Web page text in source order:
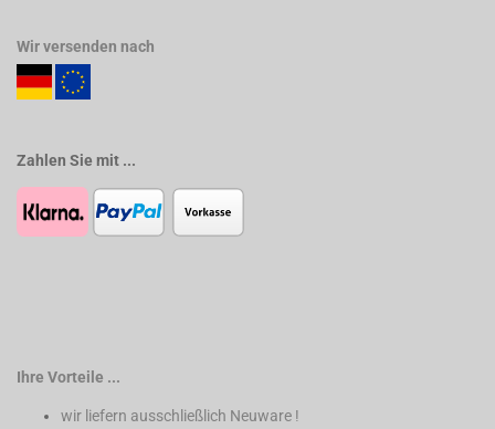
Wir versenden nach
Zahlen Sie mit ...
Ihre Vorteile ...
wir liefern ausschließlich Neuware !